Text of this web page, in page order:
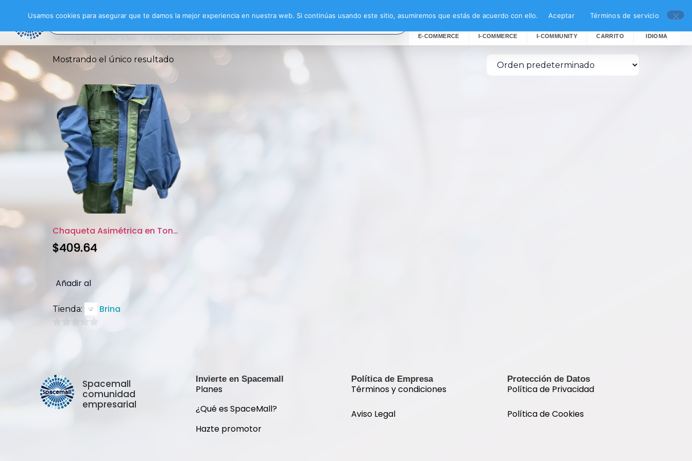
E-COMMERCE I-COMMERCE I-COMMUNITY CARRITO IDIOMA
chaqueta moderna
Mostrando el único resultado
Chaqueta Asimétrica en Tonos A...
$409.64
Añadir al
carrito
Tienda: Brina
Spacemall
comunidad
empresarial
Invierte en Spacemall
Planes
¿Qué es SpaceMall?
Hazte promotor
Política de Empresa
Términos y condiciones
Aviso Legal
Protección de Datos
Política de Privacidad
Política de Cookies
Usamos cookies para asegurar que te damos la mejor experiencia en nuestra web. Si continúas usando este sitio, asumiremos que estás de acuerdo con ello. Aceptar Términos de servicio